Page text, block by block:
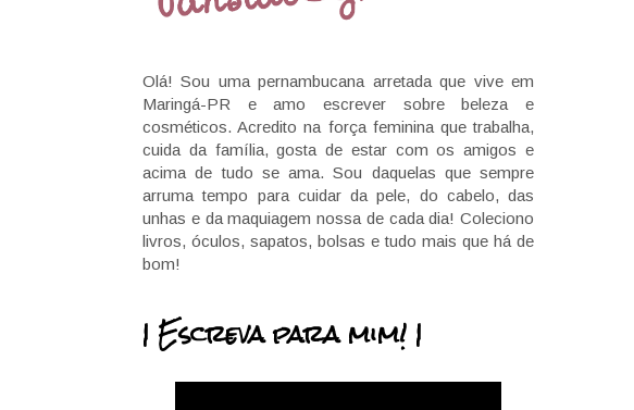
Olá! Sou uma pernambucana arretada que vive em
Maringá-PR e amo escrever sobre beleza e
cosméticos. Acredito na força feminina que trabalha,
cuida da família, gosta de estar com os amigos e
acima de tudo se ama. Sou daquelas que sempre
arruma tempo para cuidar da pele, do cabelo, das
unhas e da maquiagem nossa de cada dia! Coleciono
livros, óculos, sapatos, bolsas e tudo mais que há de
bom!
| Escreva para mim! |